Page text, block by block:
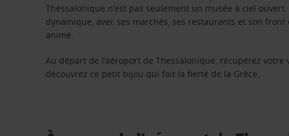
Thessalonique n’est pas seulement un musée à ciel
dynamique, avec ses marchés, ses restaurants et son front
animé.
Au départ de l’aéroport de Thessalonique, récupérez
découvrez ce petit bijou qui fait la fierté de la Grèce.